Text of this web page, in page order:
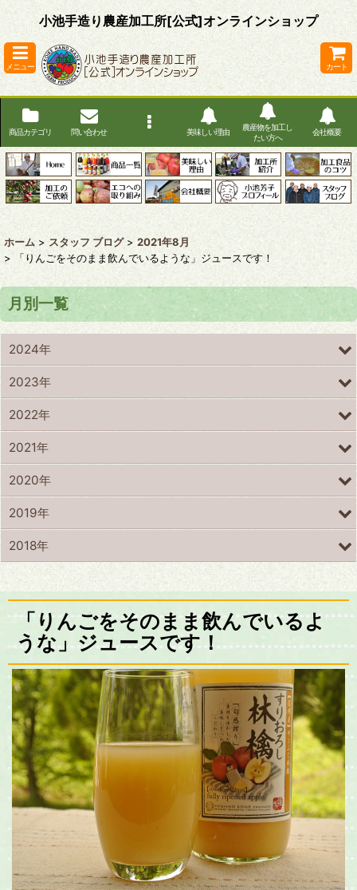
小池手造り農産加工所[公式]オンラインショップ
メニュー カート
商品カテゴリ 問い合わせ 美味しい理由
農産物を加工し
たい方へ
会社概要
ホーム > スタッフ ブログ > 2021年8月
>
「りんごをそのまま飲んでいるような」ジュースです！
「りんごをそのまま飲んでいるよ
うな」ジュースです！
月別一覧
2024年
2023年
2022年
2021年
2020年
2019年
2018年